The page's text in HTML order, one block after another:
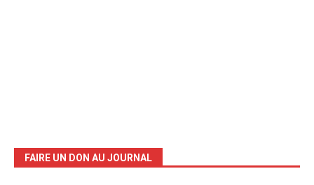
FAIRE UN DON AU JOURNAL